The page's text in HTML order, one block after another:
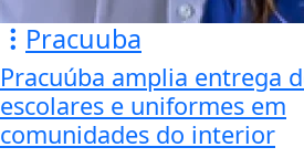
Pracuuba
Pracuúba amplia entrega
escolares e uniformes em
comunidades do interior